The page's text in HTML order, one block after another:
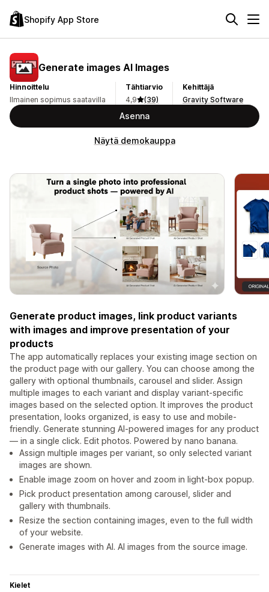
Shopify App Store
Generate images AI Images
Hinnoittelu
Ilmainen sopimus saatavilla
Tähtiarvio
4,9
(39)
Kehittäjä
Gravity Software
Asenna
Näytä demokauppa
Generate product images, link product variants
with images and improve presentation of your
products
The app automatically replaces your existing image section on
the product page with our gallery. You can choose among the
gallery with optional thumbnails, carousel and slider. Assign
multiple images to each variant and display variant-specific
images based on the selected option. It improves the product
presentation, looks organized, is easy to use and mobile-
friendly. Generate stunning AI-powered images for any product
— in a single click. Edit photos. Powered by nano banana.
Assign multiple images per variant, so only selected variant
images are shown.
Enable image zoom on hover and zoom in light-box popup.
Pick product presentation among carousel, slider and
gallery with thumbnails.
Resize the section containing images, even to the full width
of your website.
Generate images with AI. AI images from the source image.
Kielet